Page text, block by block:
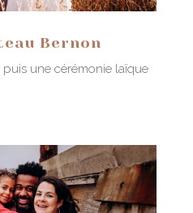
Bernon
une cérémonie laïque